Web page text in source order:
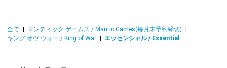
全て マンティック ゲームズ / Mantic Games(毎月末予約締切)
キング オヴ ウォー / King of War
エッセンシャル / Essential